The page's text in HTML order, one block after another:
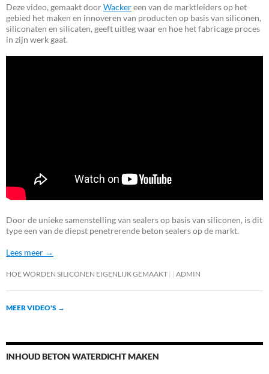
Deze video, gemaakt doorWackereen van de marktleiders op het
gebied het maken en innoveren van producten op basis van siliconen,
siliconaten en silicaten, geeft uitleg waar en hoe het fabricage proces
in zijn werk gaat.
Door de unieke samenstelling van sealers op basis van siliconen, is dit
type een van de diepst penetrerende beton sealers op de markt.
Lees meer →
HOE WORDEN SILICONEN EIGENLIJK GEMAAKT ADMIN
MEER VIDEO'S →
INHOUD BETON WATERDICHT MAKEN